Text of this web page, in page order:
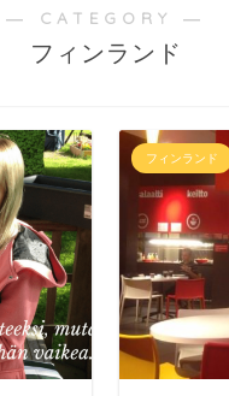
― CATEGORY ―
フィンランド
フィンランド